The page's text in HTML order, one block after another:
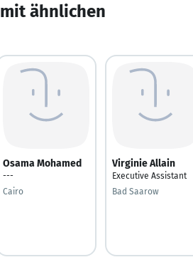
ähnlichen
Osama Mohamed
---
Cairo
Virginie Allain
Executive Assistant
Bad Saarow